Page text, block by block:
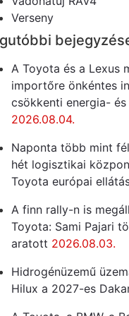
Verseny
A Toyota és a Lexus
importőre önkéntes
csökkenti energia-
2026.08.04.
Naponta több mint
hét logisztikai
Toyota európai
A finn rally-n is
Toyota: Sami Pajari
aratott 2026.08.03.
Hidrogénüzemű
Hilux a 2027-es